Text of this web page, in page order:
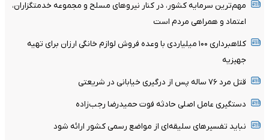
مهم‌ترین سرمایه کشور، در کنار نیروهای مسلح و مجموعه خدمتگزاران،
اعتماد و همراهی مردم است
کلاهبرداری ۱۰۰ میلیاردی با وعده فروش لوازم خانگی ارزان برای تهیه
جهیزیه
قتل مرد ۷۶ ساله پس از درگیری خیابانی در شریعتی
دستگیری عامل اصلی حادثه فوت حمیدرضا رجب‌زاده
نباید تفسیرهای سلیقه‌ای از مواضع رسمی کشور ارائه شود